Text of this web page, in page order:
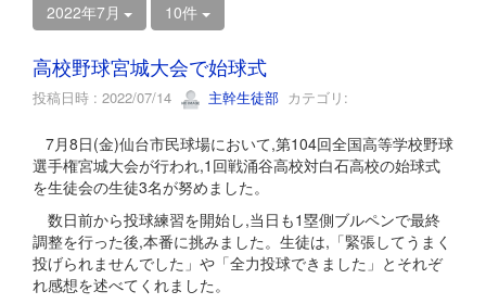
2022年7月 10件
高校野球宮城大会で始球式
投稿日時 : 2022/07/14 主幹生徒部 カテゴリ:
7月8日(金)仙台市民球場において,第104回全国高等学校野球
選手権宮城大会が行われ,1回戦涌谷高校対白石高校の始球式
を生徒会の生徒3名が努めました。
数日前から投球練習を開始し,当日も1塁側ブルペンで最終
調整を行った後,本番に挑みました。生徒は,「緊張してうまく
投げられませんでした」や「全力投球できました」とそれぞ
れ感想を述べてくれました。